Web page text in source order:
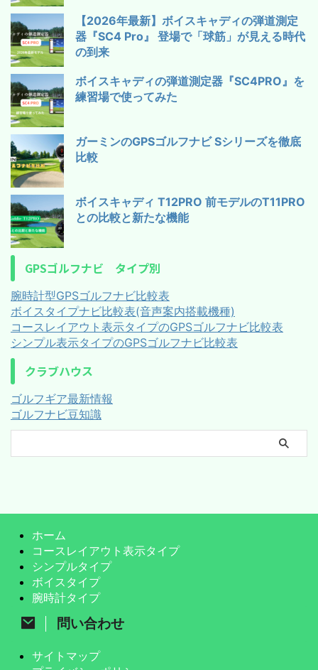
【2026年最新】ボイスキャディの弾道測定
器『SC4 Pro』 登場で「球筋」が見える時代
の到来
ボイスキャディの弾道測定器『SC4PRO』を
練習場で使ってみた
ガーミンのGPSゴルフナビ Sシリーズを徹底
比較
ボイスキャディ T12PRO 前モデルのT11PRO
との比較と新たな機能
GPSゴルフナビ タイプ別
腕時計型GPSゴルフナビ比較表
ボイスタイプナビ比較表(音声案内搭載機種)
コースレイアウト表示タイプのGPSゴルフナビ比較表
シンプル表示タイプのGPSゴルフナビ比較表
クラブハウス
ゴルフギア最新情報
ゴルフナビ豆知識
ホーム
コースレイアウト表示タイプ
シンプルタイプ
ボイスタイプ
腕時計タイプ
問い合わせ
サイトマップ